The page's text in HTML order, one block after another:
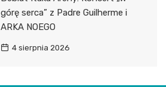
górę serca” z Padre Guilherme i
ARKA NOEGO
4 sierpnia 2026